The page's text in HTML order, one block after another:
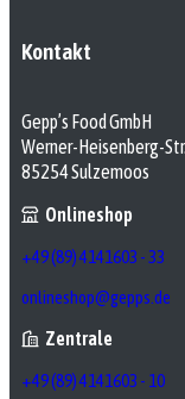
Kontakt
Gepp’s Food GmbH
Werner-Heisenberg-
85254 Sulzemoos
Onlineshop
+49 (89) 4141603 - 33
onlineshop@gepps.de
Zentrale
+49 (89) 4141603 - 10